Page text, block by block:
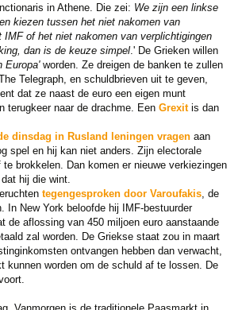
in Athene. Die zei: We zijn een linkse
kiezen tussen het niet nakomen van
IMF of het niet nakomen van verplichtigingen
dan is de keuze simpel.' De Grieken willen
Europa'worden. Ze dreigen de banken te zullen
Telegraph, en schuldbrieven uit te geven,
dat ze naast de euro een eigen munt
terugkeer naar de drachme. Een Grexitis dan
dinsdag in Rusland leningen vragenaan
spel en hij kan niet anders. Zijn electorale
brokkelen. Dan komen er nieuwe verkiezingen
hij die wint.
tegengesproken door Varoufakis, de
In New York beloofde hij IMF-bestuurder
de aflossing van 450 miljoen euro aanstaande
zal worden. De Griekse staat zou in maart
ontvangen hebben dan verwacht,
kunnen worden om de schuld af te lossen. De